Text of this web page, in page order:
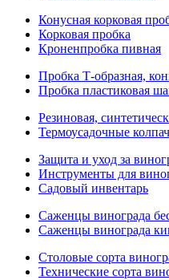
Конусная корковая
Корковая пробка
Кроненпробка пивная
Пробка Т-образная,
Пробка пластиковая
Резиновая,
Термоусадочные
Защита и уход за
Инструменты для
Садовый инвентарь
Саженцы винограда
Саженцы винограда
Столовые сорта
Технические сорта